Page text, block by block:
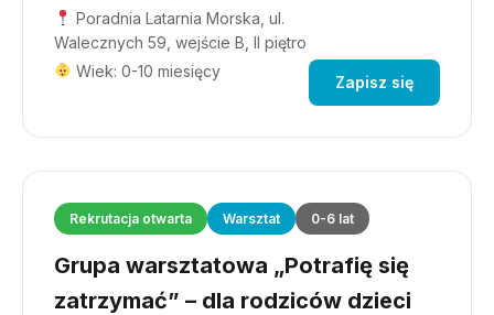
Poradnia Latarnia Morska, ul.
Walecznych 59, wejście B, II piętro
Wiek: 0-10 miesięcy
Zapisz się
Rekrutacja otwarta Warsztat 0-6 lat
Grupa warsztatowa „Potrafię się
zatrzymać” – dla rodziców dzieci